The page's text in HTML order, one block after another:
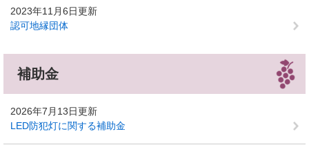
2023年11月6日更新
認可地縁団体
補助金
2026年7月13日更新
LED防犯灯に関する補助金